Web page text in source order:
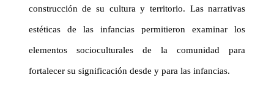
construcción de su cultura y territorio. Las narrativas
estéticas de las infancias permitieron examinar los
elementos socioculturales de la comunidad para
fortalecer su significación desde y para las infancias.